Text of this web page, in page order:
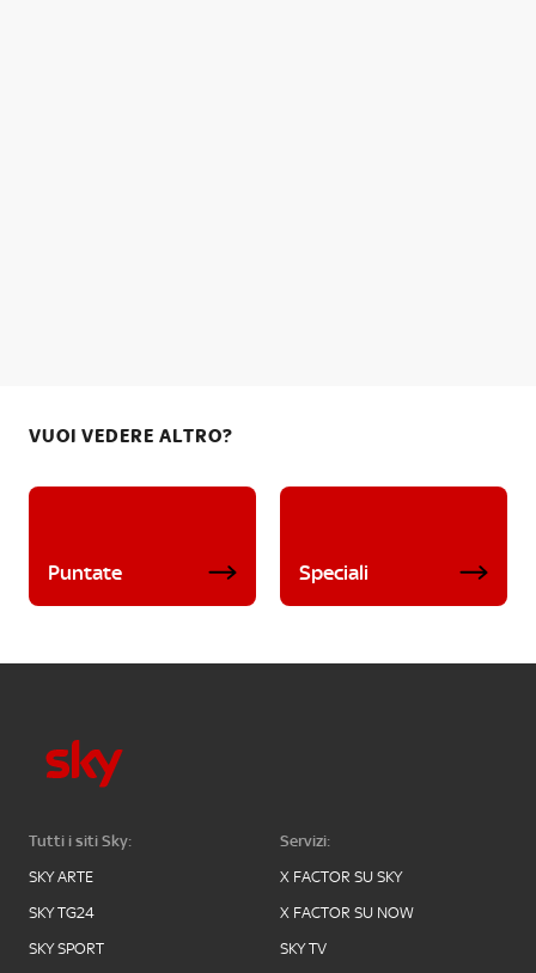
VUOI VEDERE ALTRO?
Puntate Speciali
Tutti i siti Sky:
SKY ARTE
SKY TG24
SKY SPORT
Servizi:
X FACTOR SU SKY
X FACTOR SU NOW
SKY TV